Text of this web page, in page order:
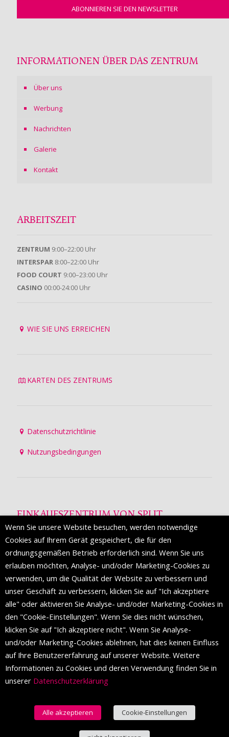
INFORMATIONEN ÜBER DAS ZENTRUM
Über uns
Werbung
Nachrichten
Galerie
Kontakt
ARBEITSZEIT
ZENTRUM 9:00–22:00 Uhr
INTERSPAR 8:00–22:00 Uhr
FOOD COURT 9:00–23:00 Uhr
CASINO 00:00-24:00 Uhr
WIE SIE UNS ERREICHEN
KARTEN DES ZENTRUMS
Datenschutzrichtlinie
Nutzungsbedingungen
EINKAUFSZENTRUM VON SPLIT
Die Mall of Split
ist ein prestigeträchtiges Einkaufsziel mit
etwa 200 Einzelhandelsmarken und einer Reihe von
Weltmodemarken, die zum ersten Mal in Split erscheinen.
© 2016 Einkaufszentrum von Split. Alle Rechte vorbehalten.
Wenn Sie unsere Website besuchen, werden notwendige
Cookies auf Ihrem Gerät gespeichert, die für den
ordnungsgemäßen Betrieb erforderlich sind. Wenn Sie uns
erlauben möchten, Analyse- und/oder Marketing-Cookies zu
verwenden, um die Qualität der Website zu verbessern und
unser Geschäft zu verbessern, klicken Sie auf "Ich akzeptiere
alle" oder aktivieren Sie Analyse- und/oder Marketing-Cookies in
den "Cookie-Einstellungen". Wenn Sie dies nicht wünschen,
klicken Sie auf "Ich akzeptiere nicht". Wenn Sie Analyse-
und/oder Marketing-Cookies ablehnen, hat dies keinen Einfluss
auf Ihre Benutzererfahrung auf unserer Website. Weitere
Informationen zu Cookies und deren Verwendung finden Sie in
unserer Datenschutzerklärung
Alle akzeptieren Cookie-Einstellungen